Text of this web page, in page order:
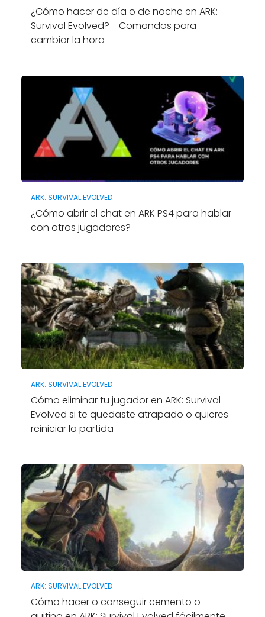
¿Cómo hacer de día o de noche en ARK:
Survival Evolved? - Comandos para
cambiar la hora
ARK: SURVIVAL EVOLVED
¿Cómo abrir el chat en ARK PS4 para hablar
con otros jugadores?
ARK: SURVIVAL EVOLVED
Cómo eliminar tu jugador en ARK: Survival
Evolved si te quedaste atrapado o quieres
reiniciar la partida
ARK: SURVIVAL EVOLVED
Cómo hacer o conseguir cemento o